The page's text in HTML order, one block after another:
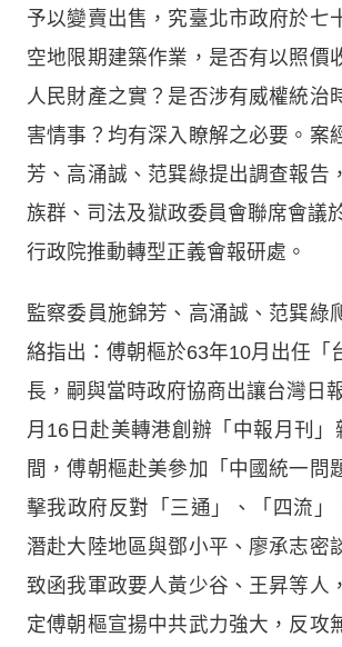
予以變賣出售，究臺北市政府於七
空地限期建築作業，是否有以照價
人民財產之實？是否涉有威權統治
害情事？均有深入瞭解之必要。案
芳、高涌誠、范巽綠提出調查報告
族群、司法及獄政委員會聯席會議
行政院推動轉型正義會報研處。
監察委員施錦芳、高涌誠、范巽綠
絡指出：傅朝樞於63年10月出任「
長，嗣與當時政府協商出讓台灣日
月16日赴美轉港創辦「中報月刊」
間，傅朝樞赴美參加「中國統一問
擊我政府反對「三通」、「四流」
潛赴大陸地區與鄧小平、廖承志密
致函我軍政要人黃少谷、王昇等人
定傅朝樞宣揚中共武力強大，反攻